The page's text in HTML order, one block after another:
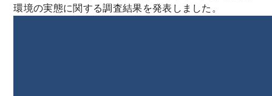
環境の実態に関する調査結果を発表しました。